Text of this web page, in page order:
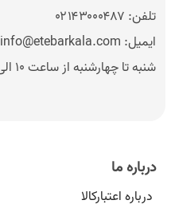
تلفن: ۰۲۱۴۳۰۰۰۴۸۷
ایمیل: info@etebarkala.com
شنبه تا چهارشنبه از ساعت ۱۰ الی ۱۸ - پنج شنبه‌ها از ساعت ۱۰ الی ۱۴
درباره ما
درباره اعتبارکالا